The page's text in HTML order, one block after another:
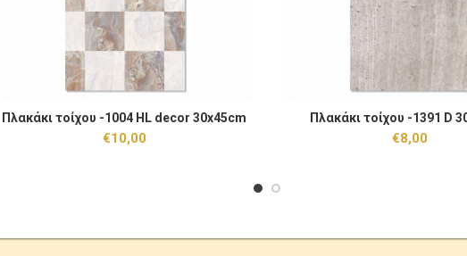
Πλακάκι τοίχου -1004 HL decor 30x45cm ποσότητα
ΠΡΟΣΘΉΚΗ ΣΤΟ ΚΑΛΆΘΙ
Πλακάκι τοίχου -1004 HL decor 30x45cm
€10,00
Πλακάκι τοίχου -1391 D
ΠΡΟΣΘΉΚΗ
Πλακάκι τοίχου -1391 D
€8,00